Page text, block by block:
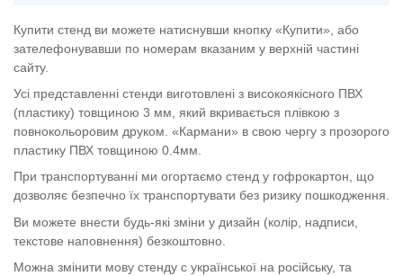
Купити стенд ви можете натиснувши кнопку «Купити», або
зателефонувавши по номерам вказаним у верхній частині
сайту.
Усі представленні стенди виготовлені з високоякісного ПВХ
(пластику) товщиною 3 мм, який вкривається плівкою з
повнокольоровим друком. «Кармани» в свою чергу з прозорого
пластику ПВХ товщиною 0.4мм.
При транспортуванні ми огортаємо стенд у гофрокартон, що
дозволяє безпечно їх транспортувати без ризику пошкодження.
Ви можете внести будь-які зміни у дизайн (колір, надписи,
текстове наповнення) безкоштовно.
Можна змінити мову стенду с української на російську, та